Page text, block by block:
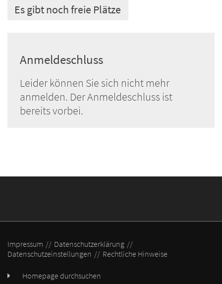
Es gibt noch freie Plätze
Anmeldeschluss
Leider können Sie sich nicht mehr
anmelden. Der Anmeldeschluss ist
bereits vorbei.
Impressum
Datenschutzerklärung
Datenschutzeinstellungen
Rechtliche Hinweise
Homepage durchsuchen